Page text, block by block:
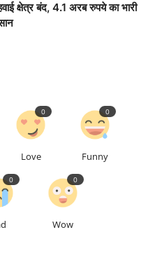
क्षेत्र बंद, 4.1 अरब रुपये का भारी
Love
0
Funny
0
0
Wow
0